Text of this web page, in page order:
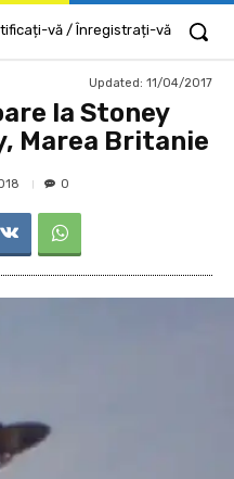
vă / Înregistrați-vă
Updated: 11/04/2017
la Stoney
Marea Britanie
0